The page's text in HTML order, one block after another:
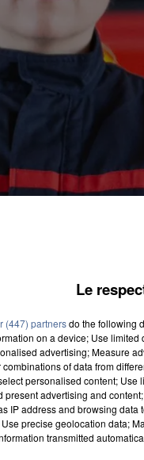
Le
(447) partnersdo the following
on a device; Use
advertising; Measure
combinations of data from
personalised content; Use
present advertising and
IP address and browsing
precise geolocation data;
transmitted